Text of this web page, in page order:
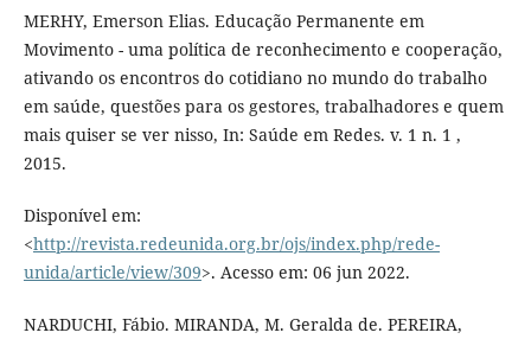
MERHY, Emerson Elias. Educação Permanente em
Movimento - uma política de reconhecimento e cooperação,
ativando os encontros do cotidiano no mundo do trabalho
em saúde, questões para os gestores, trabalhadores e quem
mais quiser se ver nisso, In: Saúde em Redes. v. 1 n. 1 ,
2015.
Disponível em:
<http://revista.redeunida.org.br/ojs/index.php/rede-
unida/article/view/309>. Acesso em: 06 jun 2022.
NARDUCHI, Fábio. MIRANDA, M. Geralda de. PEREIRA,